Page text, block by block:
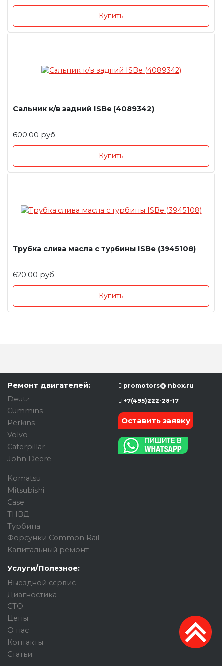
Купить
Сальник к/в задний ISBe (4089342)
600.00 руб.
Купить
Трубка слива масла с турбины ISBe (3945108)
620.00 руб.
Купить
Ремонт двигателей:
Deutz
Cummins
Perkins
Volvo
Caterpillar
John Deere
Komatsu
Mitsubishi
Case
ТНВД
Турбина
Форсунки Common Rail
Капитальный ремонт
Услуги/Полезное:
Выездной сервис
Диагностика
СТО
Цены
О нас
Контакты
Статьи
promotors@inbox.ru
+7(495)222-28-17
Оставить заявку